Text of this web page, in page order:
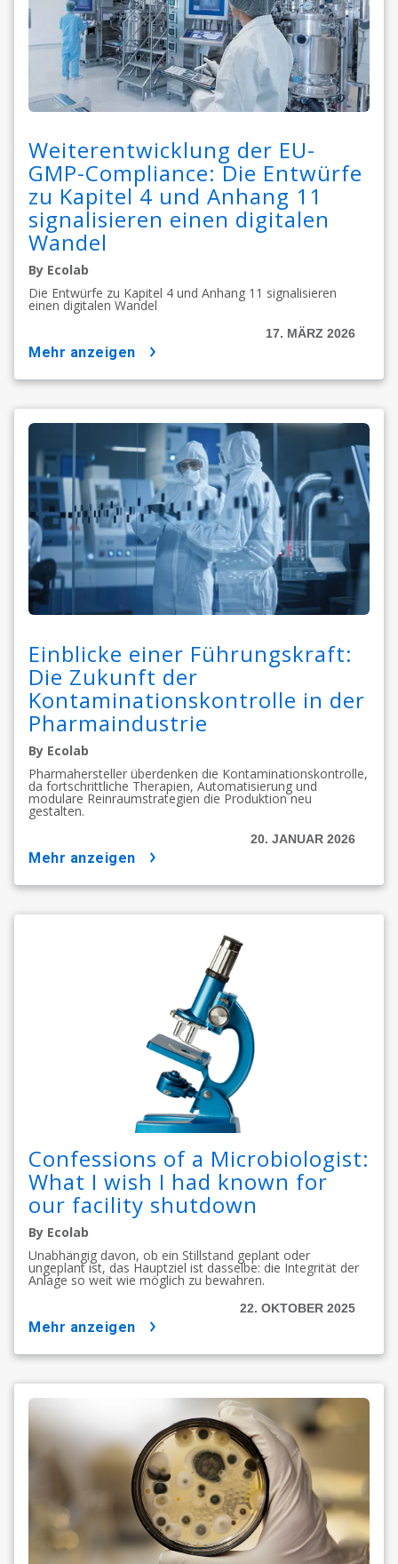
Weiterentwicklung der EU-
GMP-Compliance: Die Entwürfe
zu Kapitel 4 und Anhang 11
signalisieren einen digitalen
Wandel
By Ecolab
Die Entwürfe zu Kapitel 4 und Anhang 11 signalisieren
einen digitalen Wandel
17. MÄRZ 2026
mehr anzeigen
Einblicke einer Führungskraft:
Die Zukunft der
Kontaminationskontrolle in der
Pharmaindustrie
By Ecolab
Pharmahersteller überdenken die Kontaminationskontrolle,
da fortschrittliche Therapien, Automatisierung und
modulare Reinraumstrategien die Produktion neu
gestalten.
20. JANUAR 2026
mehr anzeigen
Confessions of a Microbiologist:
What I wish I had known for
our facility shutdown
By Ecolab
Unabhängig davon, ob ein Stillstand geplant oder
ungeplant ist, das Hauptziel ist dasselbe: die Integrität der
Anlage so weit wie möglich zu bewahren.
22. OKTOBER 2025
mehr anzeigen